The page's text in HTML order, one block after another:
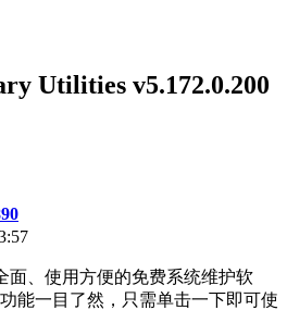
Utilities v5.172.0.200
面、使用方便的免费系统维护软
能一目了然，只需单击一下即可使